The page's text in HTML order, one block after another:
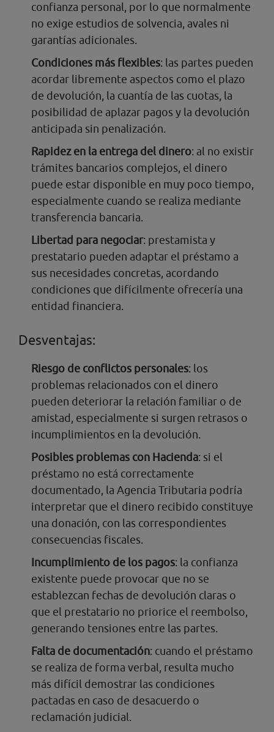
confianza personal, por lo que normalmente
no exige estudios de solvencia, avales ni
garantías adicionales.
Condiciones más flexibles: las partes pueden
acordar libremente aspectos como el plazo
de devolución, la cuantía de las cuotas, la
posibilidad de aplazar pagos y la devolución
anticipada sin penalización.
Rapidez en la entrega del dinero: al no existir
trámites bancarios complejos, el dinero
puede estar disponible en muy poco tiempo,
especialmente cuando se realiza mediante
transferencia bancaria.
Libertad para negociar: prestamista y
prestatario pueden adaptar el préstamo a
sus necesidades concretas, acordando
condiciones que difícilmente ofrecería una
entidad financiera.
Desventajas:
Riesgo de conflictos personales: los
problemas relacionados con el dinero
pueden deteriorar la relación familiar o de
amistad, especialmente si surgen retrasos o
incumplimientos en la devolución.
Posibles problemas con Hacienda: si el
préstamo no está correctamente
documentado, la Agencia Tributaria podría
interpretar que el dinero recibido constituye
una donación, con las correspondientes
consecuencias fiscales.
Incumplimiento de los pagos: la confianza
existente puede provocar que no se
establezcan fechas de devolución claras o
que el prestatario no priorice el reembolso,
generando tensiones entre las partes.
Falta de documentación: cuando el préstamo
se realiza de forma verbal, resulta mucho
más difícil demostrar las condiciones
pactadas en caso de desacuerdo o
reclamación judicial.